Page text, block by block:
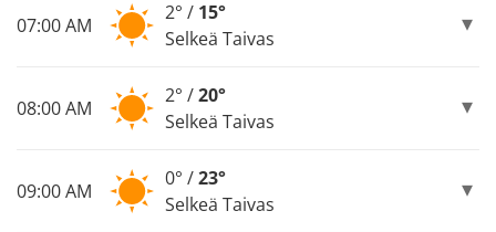
07:00 AM
2° / 15°
Selkeä Taivas
08:00 AM
2° /20°
Selkeä Taivas
09:00 AM
0° /23°
Selkeä Taivas